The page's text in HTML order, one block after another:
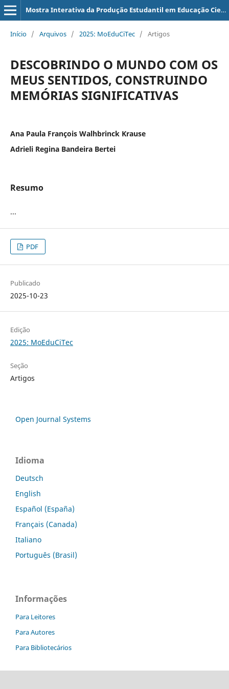
Mostra Interativa da Produção Estudantil em Educação Científica e Tecnológica
Início / Arquivos / 2025: MoEduCiTec / Artigos
DESCOBRINDO O MUNDO COM OS
MEUS SENTIDOS, CONSTRUINDO
MEMÓRIAS SIGNIFICATIVAS
Ana Paula François Walhbrinck Krause
Adrieli Regina Bandeira Bertei
Resumo
...
PDF
Publicado
2025-10-23
Edição
2025: MoEduCiTec
Seção
Artigos
Open Journal Systems
Idioma
Deutsch
English
Español (España)
Français (Canada)
Italiano
Português (Brasil)
Informações
Para Leitores
Para Autores
Para Bibliotecários